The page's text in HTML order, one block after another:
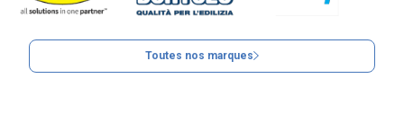
Toutes nos marques